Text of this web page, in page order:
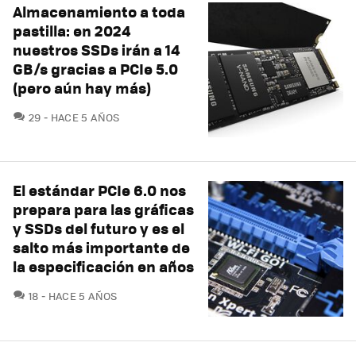
Almacenamiento a toda
pastilla: en 2024
nuestros SSDs irán a 14
GB/s gracias a PCIe 5.0
(pero aún hay más)
29 COMENTARIOS
HACE 5 AÑOS
El estándar PCIe 6.0 nos
prepara para las gráficas
y SSDs del futuro y es el
salto más importante de
la especificación en años
18 COMENTARIOS
HACE 5 AÑOS